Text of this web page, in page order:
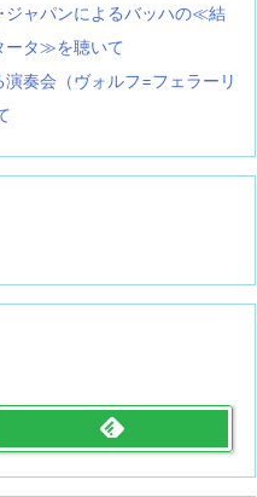
ジャパンによるバッハの≪結
タ≫を聴いて
奏会（ヴォルフ=フェラーリ